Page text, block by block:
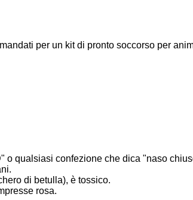
per un kit di pronto soccorso per
qualsiasi confezione che dica "naso
di betulla), è tossico.
rosa.